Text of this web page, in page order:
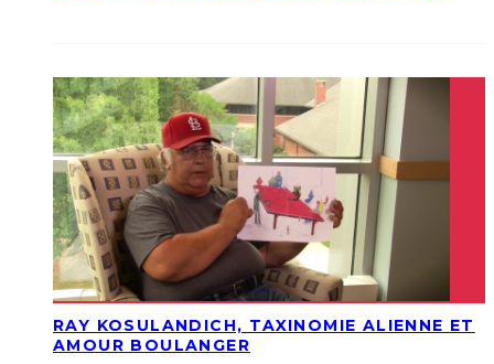
RAY KOSULANDICH, TAXINOMIE ALIENNE ET
AMOUR BOULANGER